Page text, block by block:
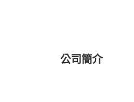
公司簡介